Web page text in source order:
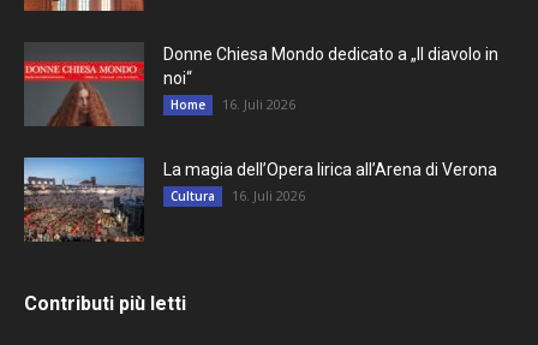
Donne Chiesa Mondo dedicato a „Il diavolo in
noi“
Home 16. Juli 2026
La magia dell’Opera lirica all’Arena di Verona
Cultura 16. Juli 2026
Contributi più letti